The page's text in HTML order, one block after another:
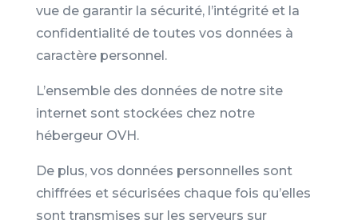
vue de garantir la sécurité, l’intégrité et la
confidentialité de toutes vos données à
caractère personnel.
L’ensemble des données de notre site
internet sont stockées chez notre
hébergeur OVH.
De plus, vos données personnelles sont
chiffrées et sécurisées chaque fois qu’elles
sont transmises sur les serveurs sur